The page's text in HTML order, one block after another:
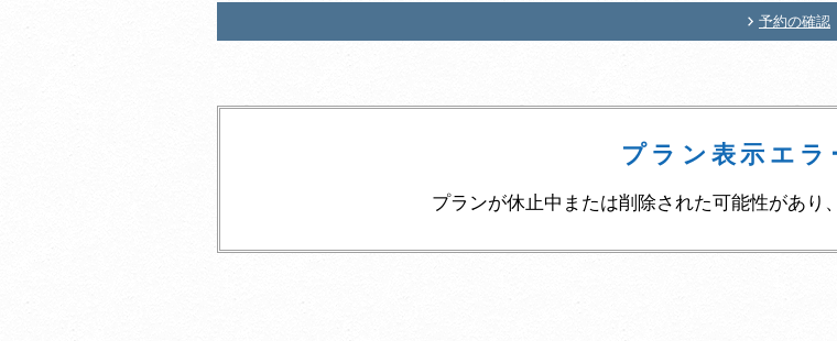
予約の確認
プラン表示エラ
プランが休止中または削除された可能性があり